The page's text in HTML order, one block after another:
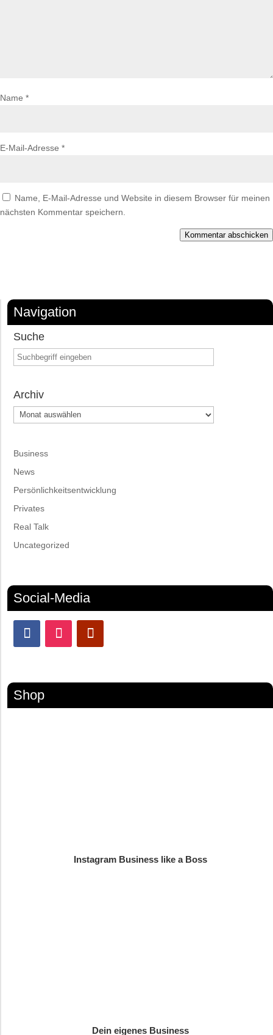
Name *
E-Mail-Adresse *
Name, E-Mail-Adresse und Website in diesem Browser für meinen
nächsten Kommentar speichern.
Kommentar abschicken
Navigation
Suche
Archiv
Archiv
Business
News
Persönlichkeitsentwicklung
Privates
Real Talk
Uncategorized
Social-Media
Shop
Instagram Business like a Boss
Dein eigenes Business